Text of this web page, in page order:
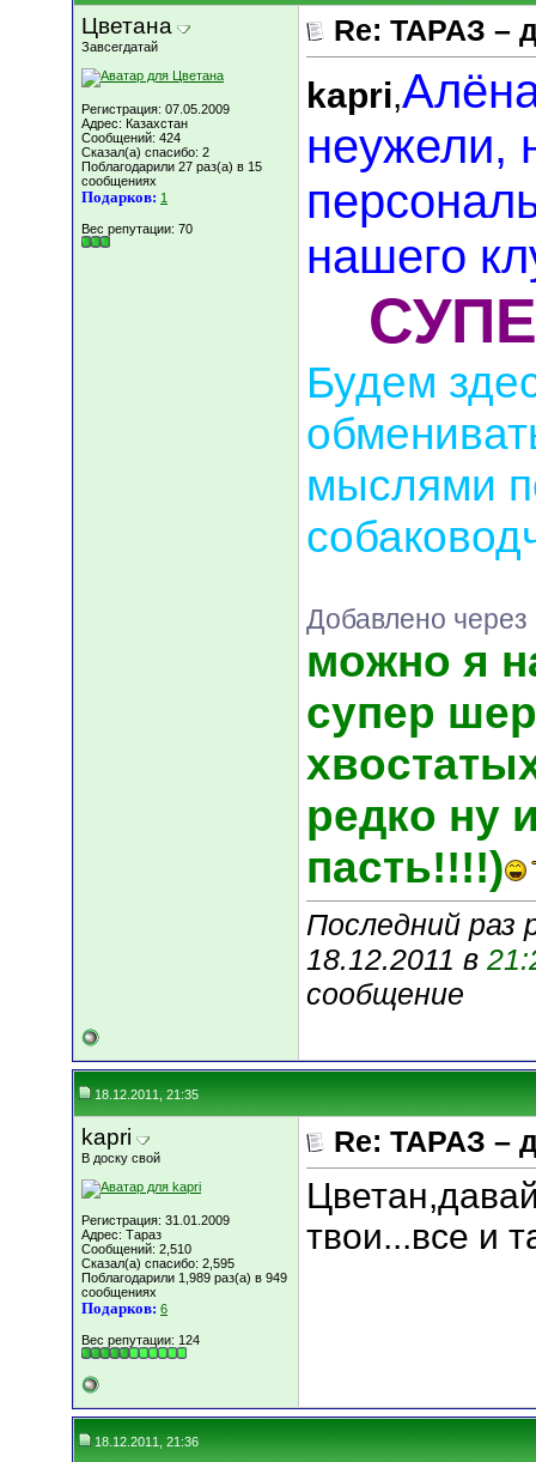
Цветана
Завсегдатай
Регистрация: 07.05.2009
Адрес: Казахстан
Сообщений: 424
Сказал(а) спасибо: 2
Поблагодарили 27 раз(а) в 15
сообщениях
Подарков: 1
Вес репутации: 70
Re: ТАРАЗ –
kapri,
неужели,
нашего
Будем
мыслями
Добавлено через
можно я
супер
редко ну
пасть!!!!)
Последний раз
18.12.2011 в
сообщение
18.12.2011, 21:35
kapri
В доску свой
Регистрация: 31.01.2009
Адрес: Тараз
Сообщений: 2,510
Сказал(а) спасибо: 2,595
Поблагодарили 1,989 раз(а) в 949
сообщениях
Подарков: 6
Вес репутации: 124
Re: ТАРАЗ –
твои...все и
18.12.2011, 21:36